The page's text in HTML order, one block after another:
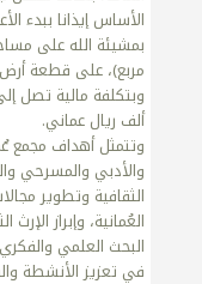
الأساس إيذانا ببدء
بمشيئة الله على
مربع)، على قطعة أرض
وبتكلفة مالية تصل
ألف ريال عماني.
وتتمثل أهداف مجمع
والأدبي والمسرحي
الثقافية وتطوير
العُمانية، وإبراز
البحث العلمي
في تعزيز الأنشطة